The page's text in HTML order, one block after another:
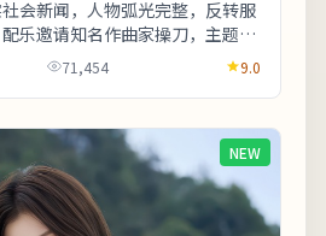
会新闻，人物弧光完整，反转服
乐邀请知名作曲家操刀，主题曲
扬。友情提示：部分镜头闪烁
71,454 9.0
NEW